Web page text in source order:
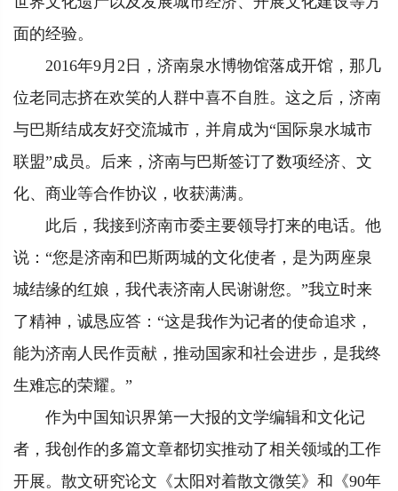
面的经验。
2016年9月2日，济南泉水博物馆落成开馆，那几
位老同志挤在欢笑的人群中喜不自胜。这之后，济南
与巴斯结成友好交流城市，并肩成为“国际泉水城市
联盟”成员。后来，济南与巴斯签订了数项经济、文
化、商业等合作协议，收获满满。
此后，我接到济南市委主要领导打来的电话。他
说：“您是济南和巴斯两城的文化使者，是为两座泉
城结缘的红娘，我代表济南人民谢谢您。”我立时来
了精神，诚恳应答：“这是我作为记者的使命追求，
能为济南人民作贡献，推动国家和社会进步，是我终
生难忘的荣耀。”
作为中国知识界第一大报的文学编辑和文化记
者，我创作的多篇文章都切实推动了相关领域的工作
开展。散文研究论文《太阳对着散文微笑》和《90年